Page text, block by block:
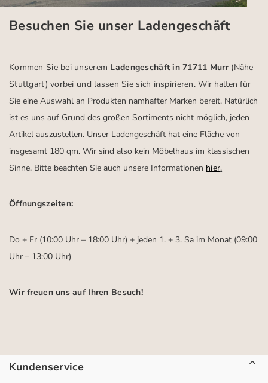
Besuchen Sie unser Ladengeschäft
Kommen Sie bei unserem Ladengeschäft in 71711 Murr (Nähe
Stuttgart) vorbei und lassen Sie sich inspirieren.Wir halten für
Sie eine Auswahl an Produkten namhafter Marken bereit. Natürlich
ist es uns auf Grund des großen Sortiments nicht möglich, jeden
Artikel auszustellen. Unser Ladengeschäft hat eine Fläche von
insgesamt 180 qm. Wir sind also kein Möbelhaus im klassischen
Sinne. Bitte beachten Sie auch unsere Informationen hier.
Öffnungszeiten:
Do + Fr (10:00 Uhr – 18:00 Uhr) + jeden 1. + 3. Sa im Monat (09:00
Uhr – 13:00 Uhr)
Wir freuen uns auf Ihren Besuch!
Kundenservice